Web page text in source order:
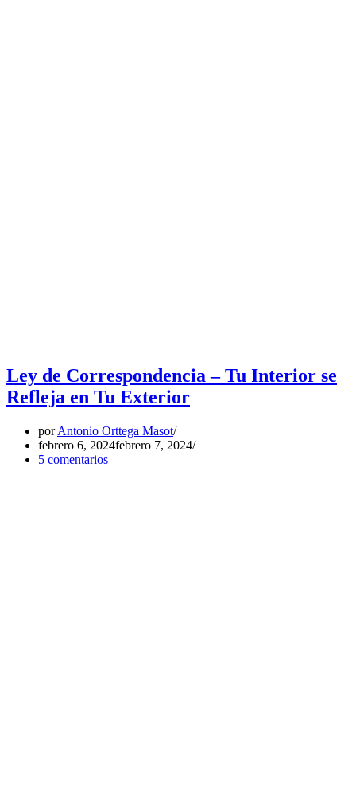
Ley de Correspondencia – Tu Interior se
Refleja en Tu Exterior
porAntonio Orttega Masot
febrero 6, 2024febrero 7, 2024
5 comentarios